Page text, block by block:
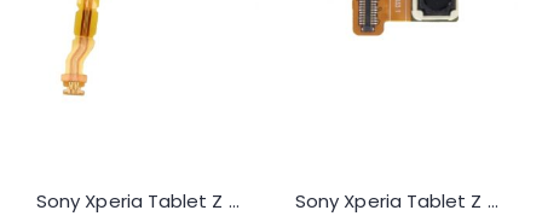
Sony Xperia Tablet Z äänenvoimakkuus- ja virran flex-kaapeli Sony Xperia Tablet Z etukamera